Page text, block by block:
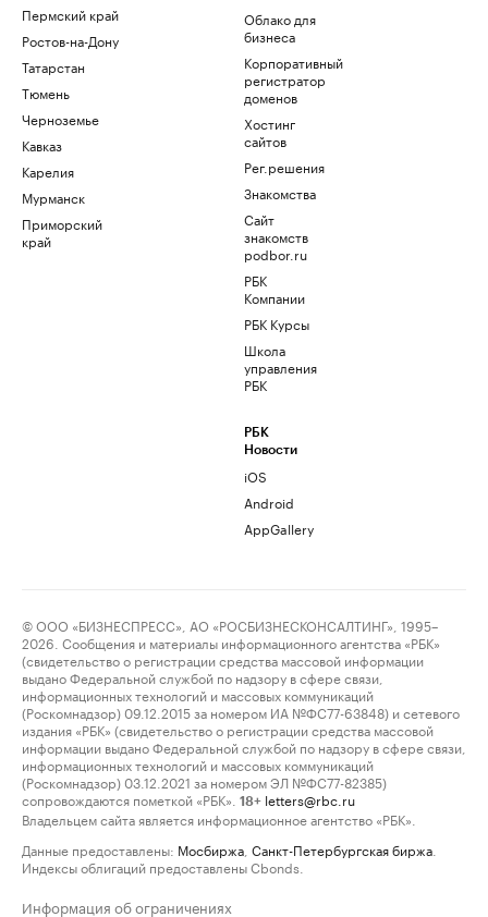
Пермский край
Ростов-на-Дону
Татарстан
Тюмень
Черноземье
Кавказ
Карелия
Мурманск
Приморский
край
Облако для
бизнеса
Корпоративный
регистратор
доменов
Хостинг
сайтов
Рег.решения
Знакомства
Сайт
знакомств
podbor.ru
РБК
Компании
РБК Курсы
Школа
управления
РБК
РБК
Новости
iOS
Android
AppGallery
© ООО «БИЗНЕСПРЕСС», АО «РОСБИЗНЕСКОНСАЛТИНГ», 1995–
2026. Сообщения и материалы информационного агентства «РБК»
(свидетельство о регистрации средства массовой информации
выдано Федеральной службой по надзору в сфере связи,
информационных технологий и массовых коммуникаций
(Роскомнадзор) 09.12.2015 за номером ИА №ФС77-63848) и сетевого
издания «РБК» (свидетельство о регистрации средства массовой
информации выдано Федеральной службой по надзору в сфере связи,
информационных технологий и массовых коммуникаций
(Роскомнадзор) 03.12.2021 за номером ЭЛ №ФС77-82385)
сопровождаются пометкой «РБК».
18+ letters@rbc.ru
Владельцем сайта является информационное агентство «РБК».
Данные предоставлены: Мосбиржа Санкт-Петербургская биржа
Индексы облигаций предоставлены Cbonds.
Информация об ограничениях